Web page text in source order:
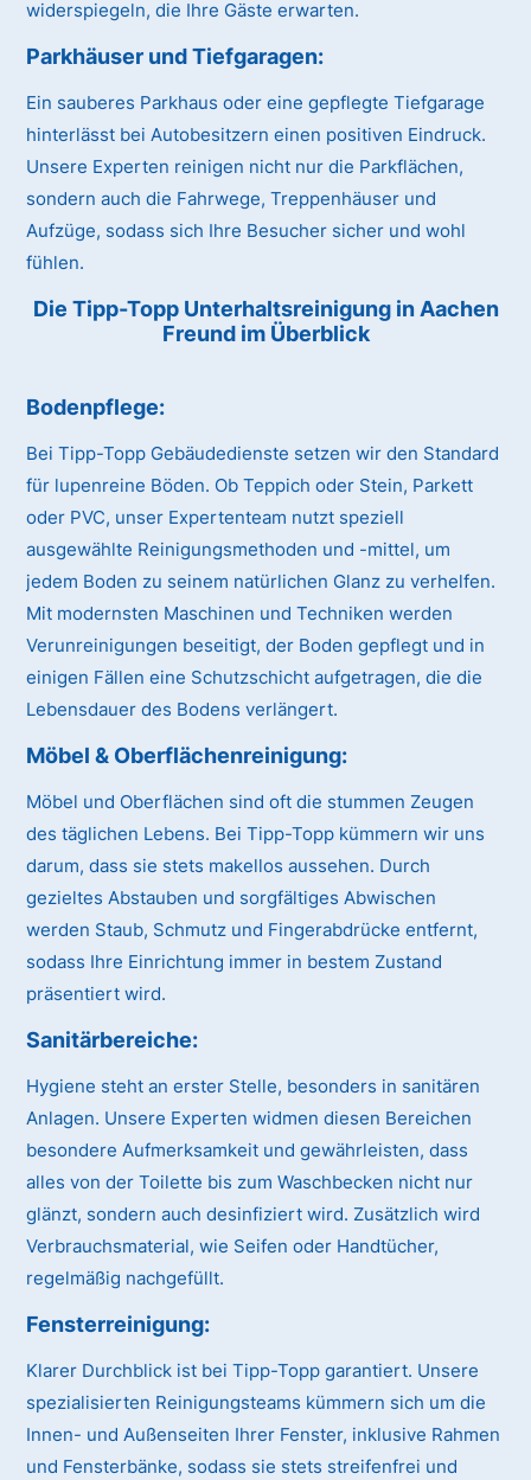
widerspiegeln, die Ihre Gäste erwarten.
Parkhäuser und Tiefgaragen:
Ein sauberes Parkhaus oder eine gepflegte Tiefgarage
hinterlässt bei Autobesitzern einen positiven Eindruck.
Unsere Experten reinigen nicht nur die Parkflächen,
sondern auch die Fahrwege, Treppenhäuser und
Aufzüge, sodass sich Ihre Besucher sicher und wohl
fühlen.
Die Tipp-Topp Unterhaltsreinigung in Aachen
Freund im Überblick
Bodenpflege:
Bei Tipp-Topp Gebäudedienste setzen wir den Standard
für lupenreine Böden. Ob Teppich oder Stein, Parkett
oder PVC, unser Expertenteam nutzt speziell
ausgewählte Reinigungsmethoden und -mittel, um
jedem Boden zu seinem natürlichen Glanz zu verhelfen.
Mit modernsten Maschinen und Techniken werden
Verunreinigungen beseitigt, der Boden gepflegt und in
einigen Fällen eine Schutzschicht aufgetragen, die die
Lebensdauer des Bodens verlängert.
Möbel & Oberflächenreinigung:
Möbel und Oberflächen sind oft die stummen Zeugen
des täglichen Lebens. Bei Tipp-Topp kümmern wir uns
darum, dass sie stets makellos aussehen. Durch
gezieltes Abstauben und sorgfältiges Abwischen
werden Staub, Schmutz und Fingerabdrücke entfernt,
sodass Ihre Einrichtung immer in bestem Zustand
präsentiert wird.
Sanitärbereiche:
Hygiene steht an erster Stelle, besonders in sanitären
Anlagen. Unsere Experten widmen diesen Bereichen
besondere Aufmerksamkeit und gewährleisten, dass
alles von der Toilette bis zum Waschbecken nicht nur
glänzt, sondern auch desinfiziert wird. Zusätzlich wird
Verbrauchsmaterial, wie Seifen oder Handtücher,
regelmäßig nachgefüllt.
Fensterreinigung:
Klarer Durchblick ist bei Tipp-Topp garantiert. Unsere
spezialisierten Reinigungsteams kümmern sich um die
Innen- und Außenseiten Ihrer Fenster, inklusive Rahmen
und Fensterbänke, sodass sie stets streifenfrei und